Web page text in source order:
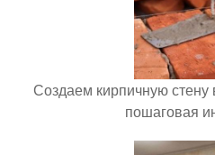
Создаем кирпичную стену
пошаговая